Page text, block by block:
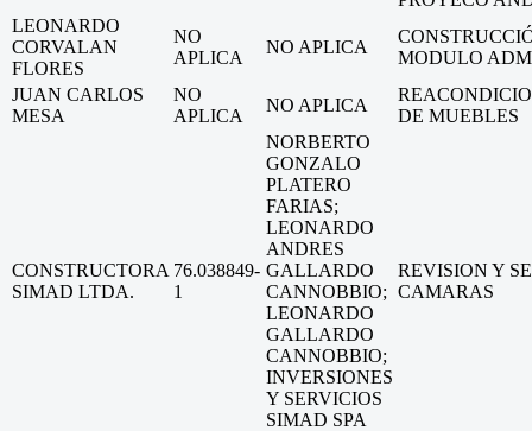
LEONARDO
CORVALAN
FLORES
NO
APLICA
NO APLICA
MODULO
JUAN CARLOS
MESA
NO
APLICA
NO APLICA
DE MUEBLES
CONSTRUCTORA
SIMAD LTDA.
76.038849-
1
NORBERTO
GONZALO
PLATERO
FARIAS;
LEONARDO
ANDRES
GALLARDO
CANNOBBIO;
LEONARDO
GALLARDO
CANNOBBIO;
INVERSIONES
Y SERVICIOS
SIMAD SPA
REVISION Y
CAMARAS